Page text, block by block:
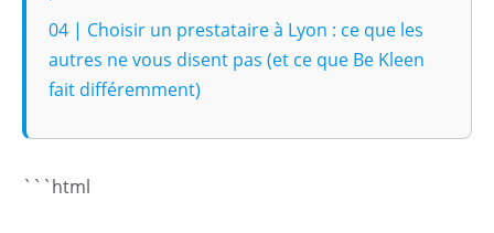
04 | Choisir un prestataire à Lyon : ce que les
autres ne vous disent pas (et ce que Be Kleen
fait différemment)
```html